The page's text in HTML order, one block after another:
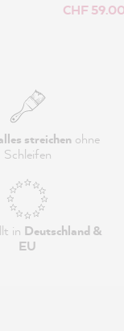
CHF
streichen ohne
Schleifen
in Deutschland &
EU